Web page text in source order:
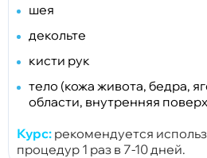
шея
декольте
кисти рук
тело (кожа живота, бедра,
области, внутренняя
Курс: рекомендуется
процедур 1 раз в 7-10 дней.